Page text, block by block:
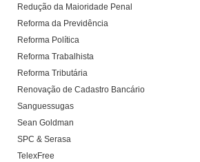
Redução da Maioridade Penal
Reforma da Previdência
Reforma Política
Reforma Trabalhista
Reforma Tributária
Renovação de Cadastro Bancário
Sanguessugas
Sean Goldman
SPC & Serasa
TelexFree